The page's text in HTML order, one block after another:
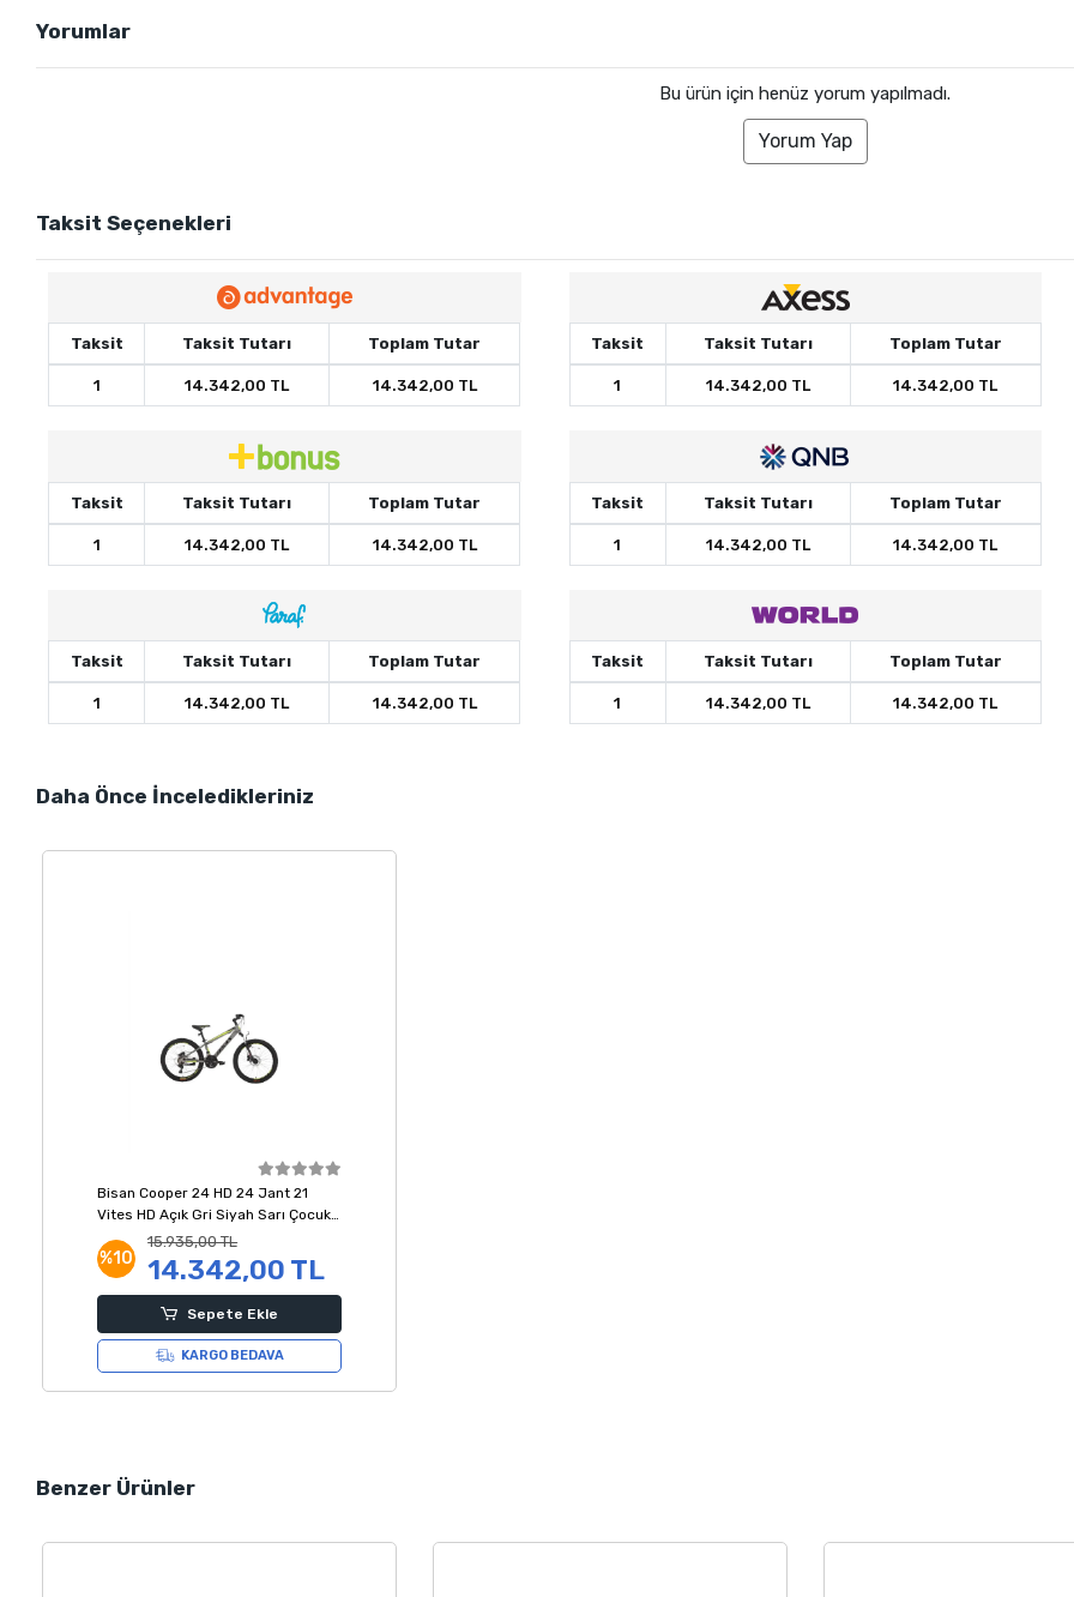
Yorumlar
Bu ürün için henüz yorum yapılmadı.
Yorum Yap
Taksit Seçenekleri
Taksit Taksit Tutarı Toplam Tutar
1 14.342,00 TL 14.342,00 TL
Taksit Taksit Tutarı Toplam Tutar
1 14.342,00 TL 14.342,00 TL
Taksit Taksit Tutarı Toplam Tutar
1 14.342,00 TL 14.342,00 TL
Taksit Taksit Tutarı Toplam Tutar
1 14.342,00 TL 14.342,00 TL
Taksit Taksit Tutarı Toplam Tutar
1 14.342,00 TL 14.342,00 TL
Taksit Taksit Tutarı Toplam Tutar
1 14.342,00 TL 14.342,00 TL
Daha Önce İnceledikleriniz
Bisan Cooper 24 HD 24 Jant 21
Vites HD Açık Gri Siyah Sarı Çocuk
Bisikleti 30 Kadro
%10
15.935,00 TL
14.342,00 TL
Sepete Ekle
KARGO BEDAVA
Benzer Ürünler